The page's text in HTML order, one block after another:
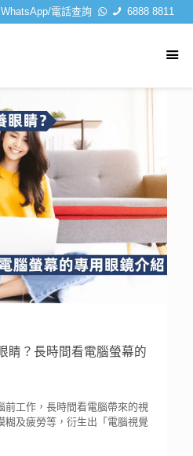
WhatsApp/電話查詢 6888 8811
睛？長時間看電腦螢幕的
前工作，長時間看電腦帶來的視
糊及疲勞等，衍生出「電腦視覺